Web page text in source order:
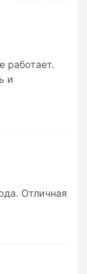
работает.
и
Отличная